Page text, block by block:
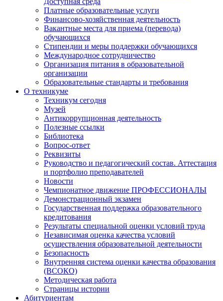
Платные образовательные услуги
Финансово-хозяйственная деятельность
Вакантные места для приема (перевода)
обучающихся
Стипендии и меры поддержки обучающихся
Международное сотрудничество
Организация питания в образовательной
организации
Образовательные стандарты и требования
О техникуме
Техникум сегодня
Музей
Антикоррупционная деятельность
Полезные ссылки
Библиотека
Вопрос-ответ
Реквизиты
Руководство и педагогический состав. Аттестация
и портфолио преподавателей
Новости
Чемпионатное движение ПРОФЕССИОНАЛЫ
Демонстрационный экзамен
Государственная поддержка образовательного
кредитования
Результаты специальной оценки условий труда
Независимая оценка качества условий
осуществления образовательной деятельности
Безопасность
Внутренняя система оценки качества образования
(ВСОКО)
Методическая работа
Страницы истории
Абитуриентам